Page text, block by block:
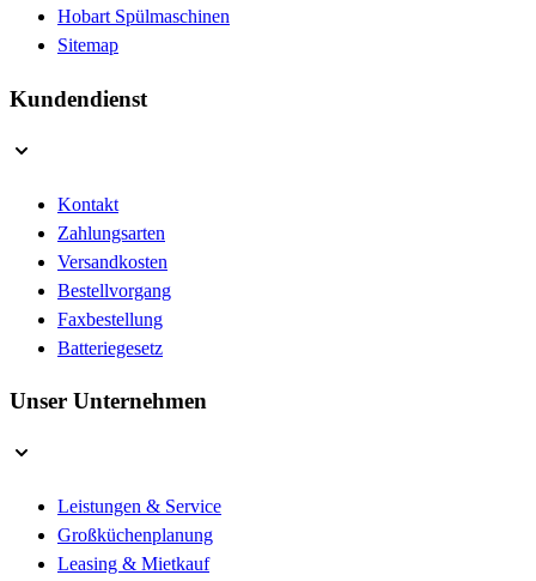
Hobart Spülmaschinen
Sitemap
Kundendienst
Kontakt
Zahlungsarten
Versandkosten
Bestellvorgang
Faxbestellung
Batteriegesetz
Unser Unternehmen
Leistungen & Service
Großküchenplanung
Leasing & Mietkauf